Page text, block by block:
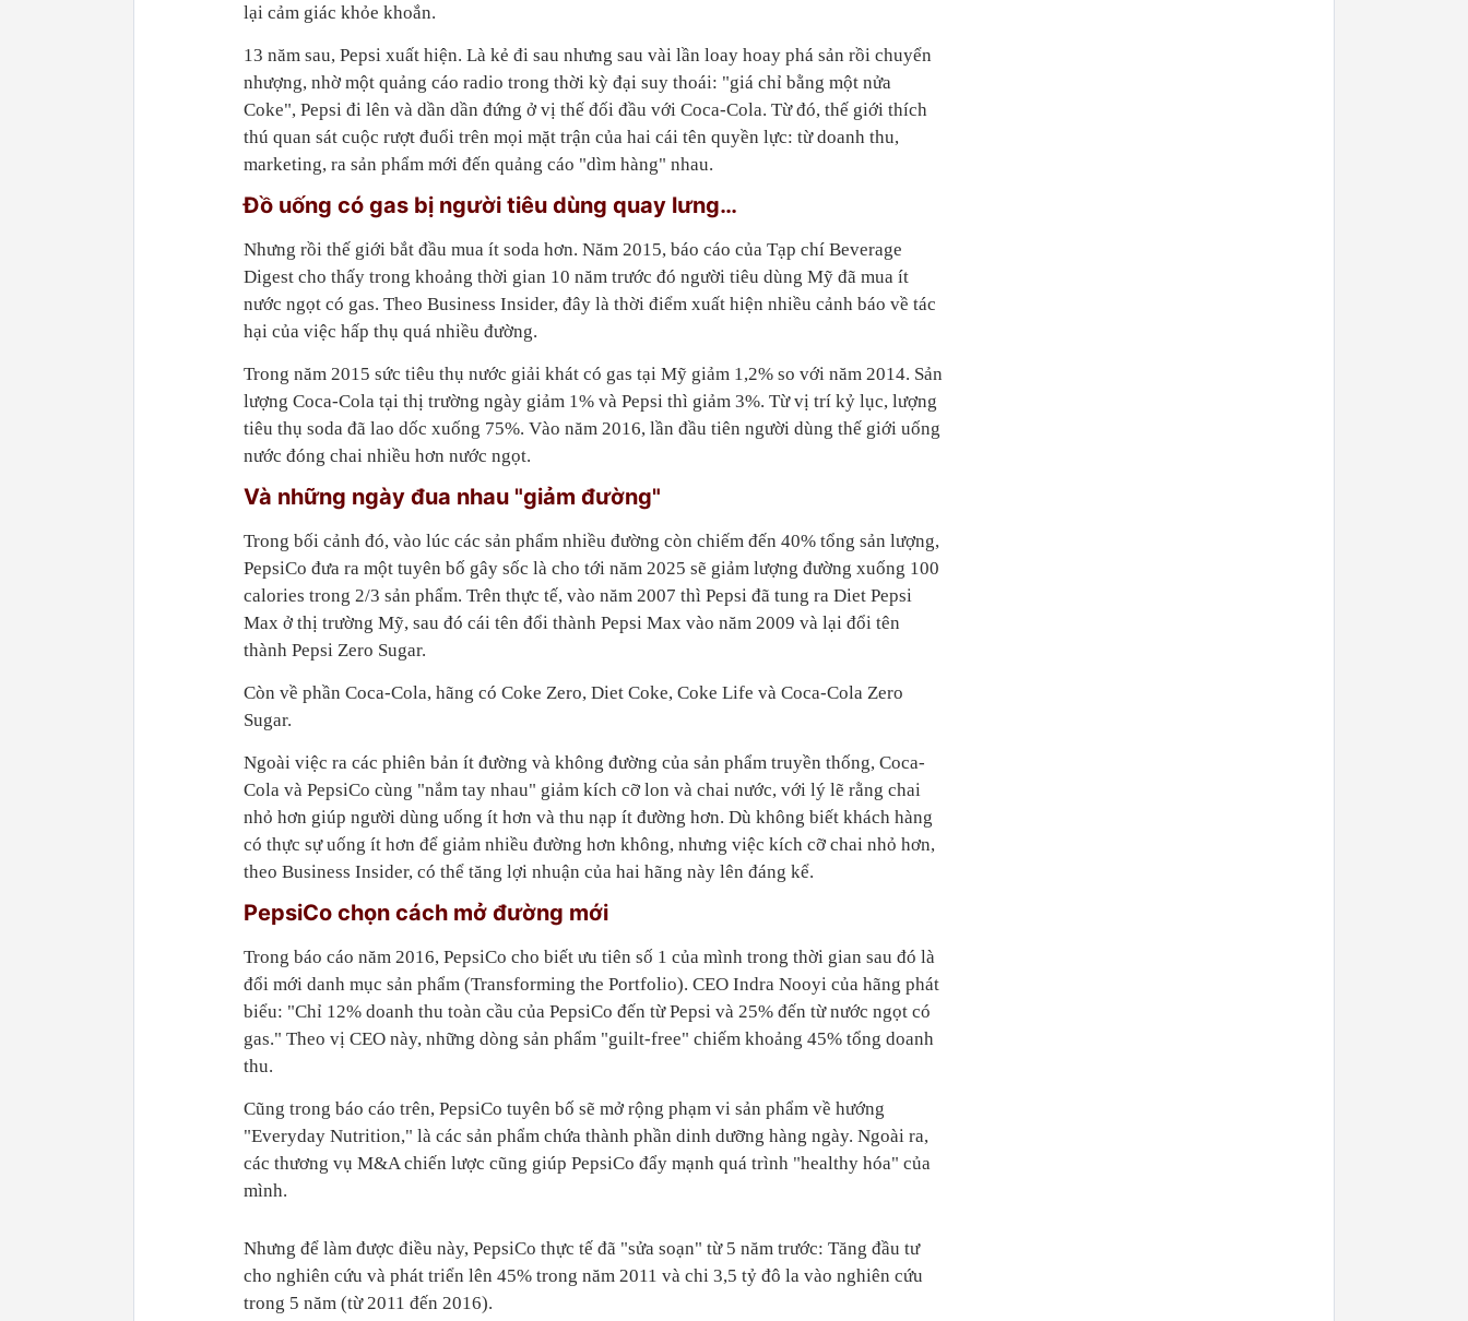
lại cảm giác khỏe khoắn.
13 năm sau, Pepsi xuất hiện. Là kẻ đi sau nhưng sau vài lần loay hoay phá sản rồi chuyển
nhượng, nhờ một quảng cáo radio trong thời kỳ đại suy thoái: "giá chỉ bằng một nửa
Coke", Pepsi đi lên và dần dần đứng ở vị thế đối đầu với Coca-Cola. Từ đó, thế giới thích
thú quan sát cuộc rượt đuổi trên mọi mặt trận của hai cái tên quyền lực: từ doanh thu,
marketing, ra sản phẩm mới đến quảng cáo "dìm hàng" nhau.
Đồ uống có gas bị người tiêu dùng quay lưng…
Nhưng rồi thế giới bắt đầu mua ít soda hơn. Năm 2015, báo cáo của Tạp chí Beverage
Digest cho thấy trong khoảng thời gian 10 năm trước đó người tiêu dùng Mỹ đã mua ít
nước ngọt có gas. Theo Business Insider, đây là thời điểm xuất hiện nhiều cảnh báo về tác
hại của việc hấp thụ quá nhiều đường.
Trong năm 2015 sức tiêu thụ nước giải khát có gas tại Mỹ giảm 1,2% so với năm 2014. Sản
lượng Coca-Cola tại thị trường ngày giảm 1% và Pepsi thì giảm 3%. Từ vị trí kỷ lục, lượng
tiêu thụ soda đã lao dốc xuống 75%. Vào năm 2016, lần đầu tiên người dùng thế giới uống
nước đóng chai nhiều hơn nước ngọt.
Và những ngày đua nhau "giảm đường"
Trong bối cảnh đó, vào lúc các sản phẩm nhiều đường còn chiếm đến 40% tổng sản lượng,
PepsiCo đưa ra một tuyên bố gây sốc là cho tới năm 2025 sẽ giảm lượng đường xuống 100
calories trong 2/3 sản phẩm. Trên thực tế, vào năm 2007 thì Pepsi đã tung ra Diet Pepsi
Max ở thị trường Mỹ, sau đó cái tên đổi thành Pepsi Max vào năm 2009 và lại đổi tên
thành Pepsi Zero Sugar.
Còn về phần Coca-Cola, hãng có Coke Zero, Diet Coke, Coke Life và Coca-Cola Zero
Sugar.
Ngoài việc ra các phiên bản ít đường và không đường của sản phẩm truyền thống, Coca-
Cola và PepsiCo cùng "nắm tay nhau" giảm kích cỡ lon và chai nước, với lý lẽ rằng chai
nhỏ hơn giúp người dùng uống ít hơn và thu nạp ít đường hơn. Dù không biết khách hàng
có thực sự uống ít hơn để giảm nhiều đường hơn không, nhưng việc kích cỡ chai nhỏ hơn,
theo Business Insider, có thể tăng lợi nhuận của hai hãng này lên đáng kể.
PepsiCo chọn cách mở đường mới
Trong báo cáo năm 2016, PepsiCo cho biết ưu tiên số 1 của mình trong thời gian sau đó là
đổi mới danh mục sản phẩm (Transforming the Portfolio). CEO Indra Nooyi của hãng phát
biểu: "Chỉ 12% doanh thu toàn cầu của PepsiCo đến từ Pepsi và 25% đến từ nước ngọt có
gas." Theo vị CEO này, những dòng sản phẩm "guilt-free" chiếm khoảng 45% tổng doanh
thu.
Cũng trong báo cáo trên, PepsiCo tuyên bố sẽ mở rộng phạm vi sản phẩm về hướng
"Everyday Nutrition," là các sản phẩm chứa thành phần dinh dưỡng hàng ngày. Ngoài ra,
các thương vụ M&A chiến lược cũng giúp PepsiCo đẩy mạnh quá trình "healthy hóa" của
mình.
Nhưng để làm được điều này, PepsiCo thực tế đã "sửa soạn" từ 5 năm trước: Tăng đầu tư
cho nghiên cứu và phát triển lên 45% trong năm 2011 và chi 3,5 tỷ đô la vào nghiên cứu
trong 5 năm (từ 2011 đến 2016).